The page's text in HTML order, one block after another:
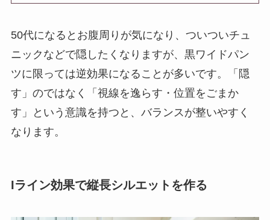
50代になるとお腹周りが気になり、ついついチュ
ニックなどで隠したくなりますが、黒ワイドパン
ツに限っては逆効果になることが多いです。「隠
す」のではなく「視線を逸らす・位置をごまか
す」という意識を持つと、バランスが整いやすく
なります。
Iライン効果で縦長シルエットを作る